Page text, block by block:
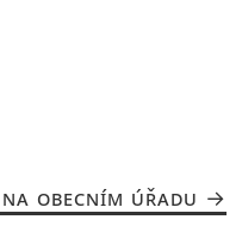
OBECNÍM ÚŘADU